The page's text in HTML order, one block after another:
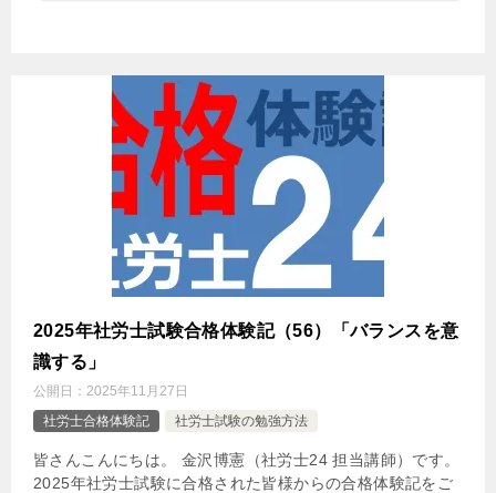
2025年社労士試験合格体験記（56）「バランスを意
識する」
公開日： 2025年11月27日
社労士合格体験記
社労士試験の勉強方法
皆さんこんにちは。 金沢博憲（社労士24 担当講師）です。
2025年社労士試験に合格された皆様からの合格体験記をご